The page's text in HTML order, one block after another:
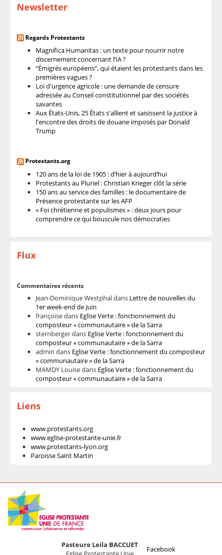
Newsletter
Regards Protestants
Magnifica Humanitas : un texte pour nourrir notre
discernement concernant l’IA ?
“Émigrés européens”, qui étaient les protestants dans les
premières vagues ?
Loi d'urgence agricole : une demande de censure
adressée au Conseil constitutionnel par des sociétés
savantes
Aux États-Unis, 25 États s'allient et saisissent la justice à
l'encontre des droits de douane imposés par Donald
Trump
Protestants.org
120 ans de la loi de 1905 : d’hier à aujourd’hui
Protestants au Pluriel : Christian Krieger clôt la série
150 ans au service des familles : le documentaire de
Présence protestante sur les AFP
« Foi chrétienne et populismes » : deux jours pour
comprendre ce qui bouscule nos démocraties
Flux
Commentaires récents
Jean-Dominique Westphaldans Lettre de nouvelles du
1er week-end de Juin
françoisedans Eglise Verte : fonctionnement du
composteur « communautaire » de la Sarra
sternbergerdans Eglise Verte : fonctionnement du
composteur « communautaire » de la Sarra
admin dans Eglise Verte : fonctionnement du composteur
« communautaire » de la Sarra
MAMDY Louisedans Eglise Verte : fonctionnement du
composteur « communautaire » de la Sarra
Liens
www.protestants.org
www.eglise-protestante-unie.fr
www.protestants-lyon.org
Paroisse Saint Martin
Pasteure Leila BACCUET
Facebook